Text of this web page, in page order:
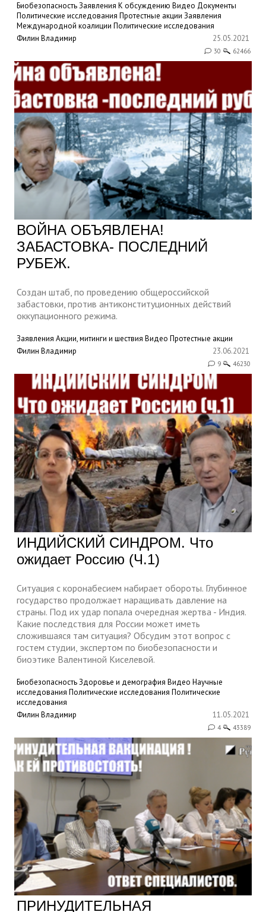
БиобезопасностьЗаявления К обсуждению Видео Документы
Политические исследования Протестные акции Заявления
Международной коалиции Политические исследования
Филин Владимир
25.05.2021
30 62466
ВОЙНА ОБЪЯВЛЕНА!
ЗАБАСТОВКА- ПОСЛЕДНИЙ
РУБЕЖ.
Создан штаб, по проведению общероссийской
забастовки, против антиконституционных действий
оккупационного режима.
Заявления Акции, митинги и шествия Видео Протестные акции
Филин Владимир
23.06.2021
9 46230
ИНДИЙСКИЙ СИНДРОМ. Что
ожидает Россию (Ч.1)
Ситуация с коронабесием набирает обороты. Глубинное
государство продолжает наращивать давление на
страны. Под их удар попала очередная жертва - Индия.
Какие последствия для России может иметь
сложившаяся там ситуация? Обсудим этот вопрос с
гостем студии, экспертом по биобезопасности и
биоэтике Валентиной Киселевой.
БиобезопасностьЗдоровье и демография Видео Научные
исследования Политические исследования Политические
исследования
Филин Владимир
11.05.2021
4 43389
ПРИНУДИТЕЛЬНАЯ